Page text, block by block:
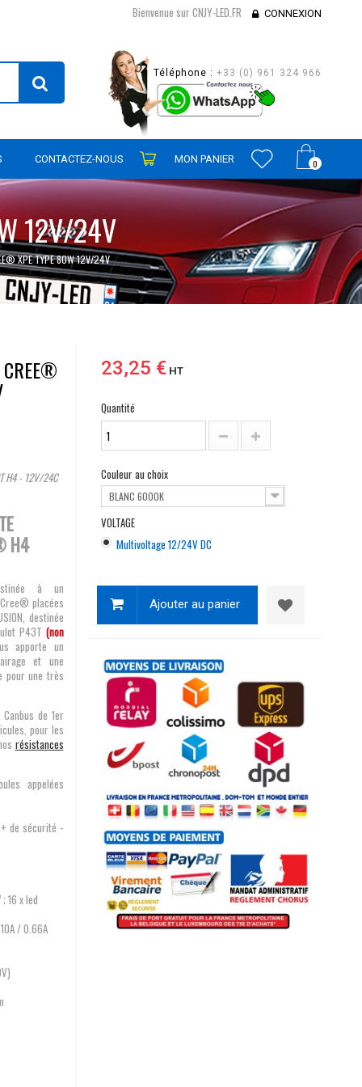
Bienvenue sur CNJY-LED.FR CONNEXION
Téléphone : +33 (0) 961 324 966
0
CONTACTEZ-NOUS MON PANIER
12V/24V
XPE TYPE 80W 12V/24V
CREE®
H4 - 12V/24C
H4
à un
placées
destinée
P43T (non
apporte un
et une
pour une très
de 1er
pour les
résistances
appelées
+ de sécurité -
16 x led
/ 0.66A
23,25 €HT
Quantité
Couleur au choix
BLANC 6000K
VOLTAGE
Multivoltage 12/24V DC
Ajouter au panier